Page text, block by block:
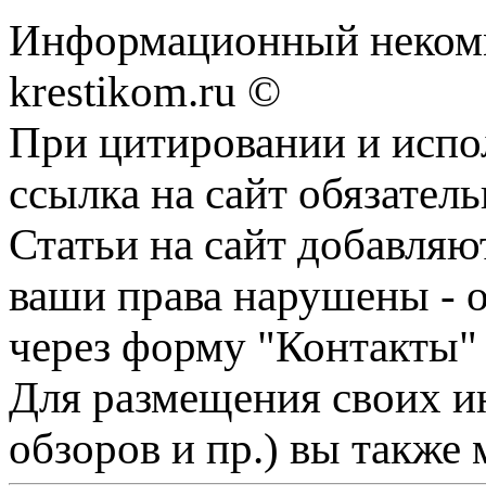
Информационный
krestikom.ru ©
При цитировании и
ссылка на сайт
Статьи на сайт
ваши права нарушены -
через форму "Контакты"
Для размещения своих
обзоров и пр.) вы также